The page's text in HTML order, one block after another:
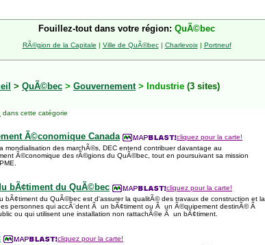
Fouillez-tout dans votre région: QuÃ©bec
RÃ©gion de la Capitale | Ville de QuÃ©bec| Charlevoix| Portneuf
> QuÃ©bec > Gouvernement> Industrie (3 sites)
dans cette catégorie
Ã©conomique Canada
cliquez pour la carte!
mondialisation des marchÃ©s, DEC entend contribuer davantage au
Ã©conomique des rÃ©gions du QuÃ©bec, tout en poursuivant sa mission
bÃ¢timent du QuÃ©bec
cliquez pour la carte!
bÃ¢timent du QuÃ©bec est d'assurer la qualitÃ© des travaux de construction et la
personnes qui accÃ¨dent Ã un bÃ¢timent ou Ã un Ã©quipement destinÃ© Ã
ou qui utilisent une installation non rattachÃ©e Ã un bÃ¢timent.
cliquez pour la carte!